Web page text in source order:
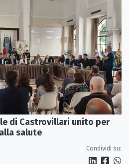
di Castrovillari unito per
salute
Condividi su: